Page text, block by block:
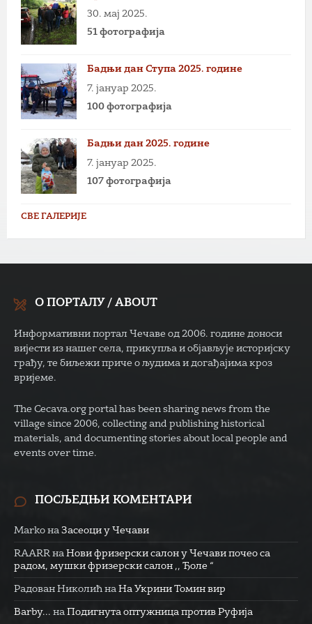
30. мај 2025.
51 фотографија
Бадњи дан Ступа 2025. године
7. јануар 2025.
100 фотографија
Бадњи дан 2025. године
7. јануар 2025.
107 фотографија
СВЕ ГАЛЕРИЈЕ
О ПОРТАЛУ / ABOUT
Информативни портал Чечаве од 2006. године доноси
вијести из нашег села, прикупља и објављује историјску
грађу, те биљежи приче о људима и догађајима кроз
вријеме.
The Cecava.org portal has been sharing news from the
village since 2006, collecting and publishing historical
materials, and documenting stories about local people and
events over time.
ПОСЉЕДЊИ КОМЕНТАРИ
Marko на Засеоци у Чечави
RAARR на Нови фризерски салон у Чечави почео са
радом, мушки фризерски салон ,, Ђоле “
Радован Николић на На Укрини Томин вир
Barby... на Подигнута оптужница против Руфија